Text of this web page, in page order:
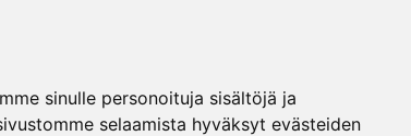
sinulle personoituja sisältöjä ja
selaamista hyväksyt evästeiden